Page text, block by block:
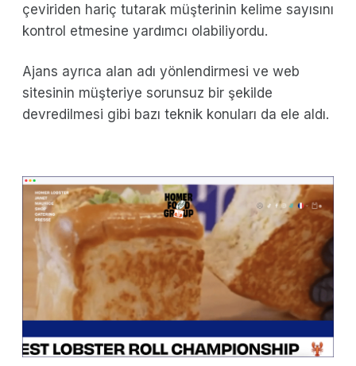
çeviriden hariç tutarak müşterinin kelime sayısını
kontrol etmesine yardımcı olabiliyordu.
Ajans ayrıca alan adı yönlendirmesi ve web
sitesinin müşteriye sorunsuz bir şekilde
devredilmesi gibi bazı teknik konuları da ele aldı.